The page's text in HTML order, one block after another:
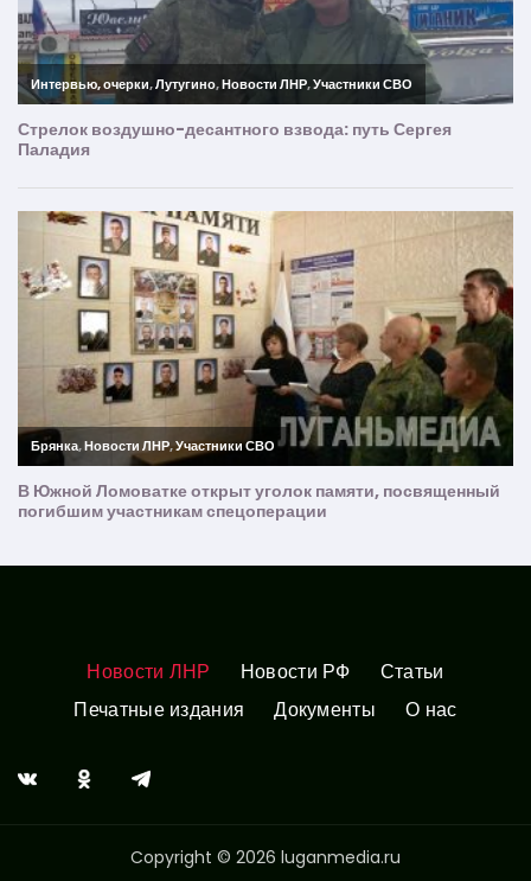
Новости ЛНР Новости РФ
Статьи
Печатные издания
Документы О нас
Copyright © 2026 luganmedia.ru